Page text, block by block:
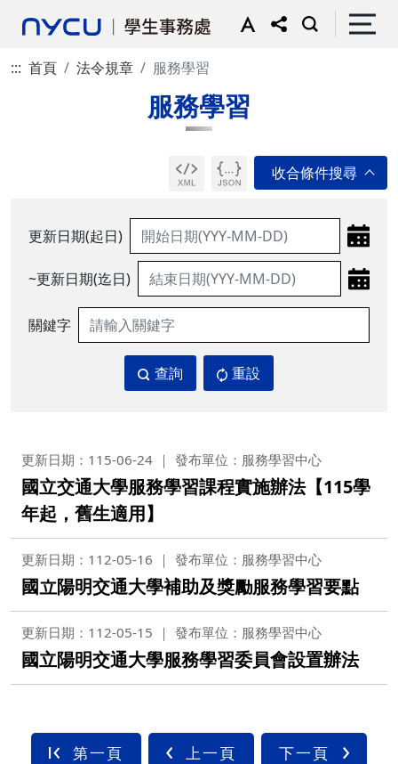
::: 首頁 法令規章 服務學習
服務學習
更新日期(起日)
~更新日期(迄日)
關鍵字
查詢 重設
更新日期：115-06-24 發布單位：服務學習中心
國立交通大學服務學習課程實施辦法【115學
年起，舊生適用】
更新日期：112-05-16 發布單位：服務學習中心
國立陽明交通大學補助及獎勵服務學習要點
更新日期：112-05-15 發布單位：服務學習中心
國立陽明交通大學服務學習委員會設置辦法
第一頁 上一頁 下一頁